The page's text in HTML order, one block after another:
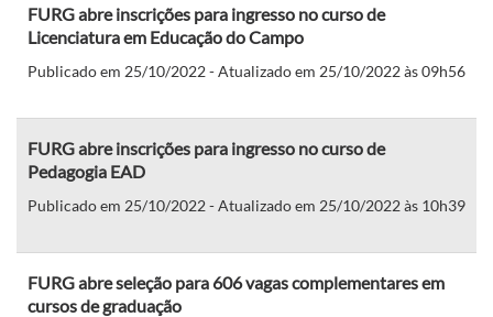
FURG abre inscrições para ingresso no curso de
Licenciatura em Educação do Campo
Publicado em 25/10/2022 - Atualizado em 25/10/2022 às 09h56
FURG abre inscrições para ingresso no curso de
Pedagogia EAD
Publicado em 25/10/2022 - Atualizado em 25/10/2022 às 10h39
FURG abre seleção para 606 vagas complementares em
cursos de graduação